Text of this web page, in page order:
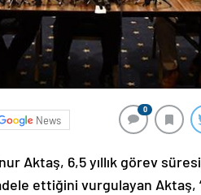
News
0
Aktaş, 6,5 yıllık görev
ettiğini vurgulayan Aktaş,